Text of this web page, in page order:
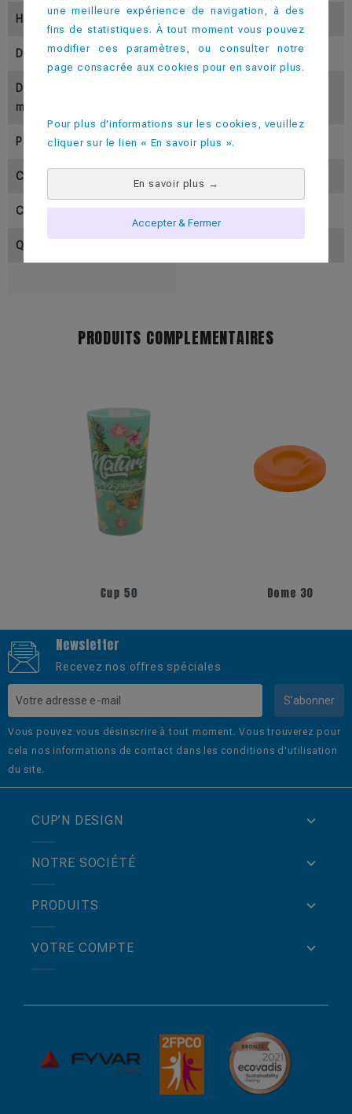
Hauteur (En Mm)
Diamètre Inférieur (En Mm) 53
Diamètre Supérieur (En M
M)
Poids (En Gramme) 30
Contenance Utile ( En Cl)
Contenance Pleine (En Cl) 33
Quantité Par Colis
PRODUITS COMPLEMENTAIRES
Cup 50 Dome 30
Newsletter
Recevez nos offres spéciales
S’abonner
Vous pouvez vous désinscrire à tout moment. Vous trouverez pour
cela nos informations de contact dans les conditions d'utilisation
du site.
CUP’N DESIGN
NOTRE SOCIÉTÉ
PRODUITS
VOTRE COMPTE
une meilleure expérience de navigation, à des
fins de statistiques. À tout moment vous pouvez
modifier ces paramètres, ou consulter notre
page consacrée aux cookies pour en savoir plus.
Pour plus d'informations sur les cookies, veuillez
cliquer sur le lien « En savoir plus ».
En savoir plus →
Accepter & Fermer